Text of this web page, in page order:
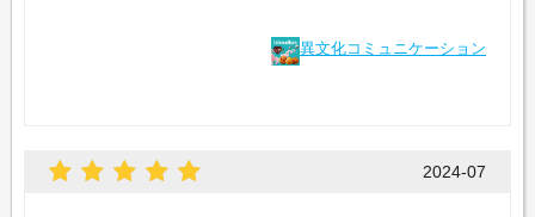
異文化コミュニケーション
2024-07